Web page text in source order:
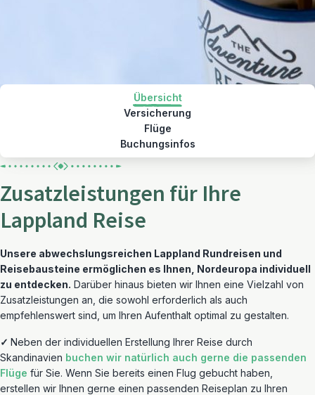
Übersicht
Versicherung
Flüge
Buchungsinfos
Zusatzleistungen für Ihre
Lappland Reise
Unsere abwechslungsreichen Lappland Rundreisen und
Reisebausteine ermöglichen es Ihnen, Nordeuropa individuell
zu entdecken. Darüber hinaus bieten wir Ihnen eine Vielzahl von
Zusatzleistungen an, die sowohl erforderlich als auch
empfehlenswert sind, um Ihren Aufenthalt optimal zu gestalten.
✓ Neben der individuellen Erstellung Ihrer Reise durch
Skandinavien buchen wir natürlich auch gerne die passenden
Flüge für Sie. Wenn Sie bereits einen Flug gebucht haben,
erstellen wir Ihnen gerne einen passenden Reiseplan zu Ihren